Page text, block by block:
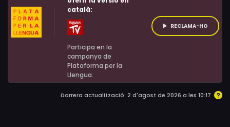
Fornah, Tyler Forrest, Geraldine Glenn, Mary Elizabeth
Runyon, Billy Slaughter, John L. Armijo, Tom Bui, Johnny
Otto
català:
Participa en la
campanya de
Plataforma per la
Llengua.
RECLAMA-HO
Darrera actualització: 2 d'agost de 2026 a les 10:17